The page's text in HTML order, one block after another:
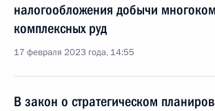
налогообложения добычи
комплексных руд
17 февраля 2023 года, 14:55
В закон о стратегическом